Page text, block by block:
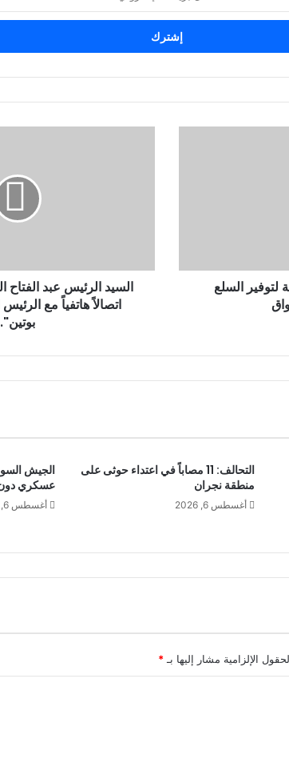
لتوفير السلع
السيد الرئيس عبد
اتصالاً هاتفياً مع
بوتين".
التحالف: 11 مصاباً في اعتداء حوثى على
منطقة نجران
أغسطس 6, 2026
الجيش
عسكري دون
أغسطس 6, 2026
الإلزامية مشار إليها بـ *